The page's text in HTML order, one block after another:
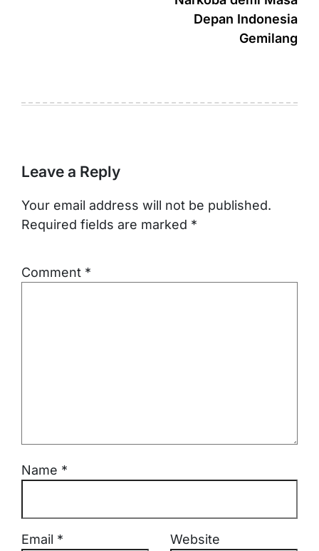
Depan Indonesia
Gemilang
Leave a Reply
Your email address will not be published.
Required fields are marked *
Comment *
Name *
Email * Website